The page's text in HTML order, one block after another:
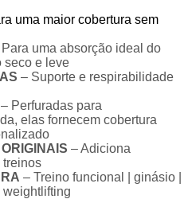
uma maior cobertura sem
uma absorção ideal do
seco e leve
– Suporte e respirabilidade
– Perfuradas para
elas fornecem cobertura
– Adiciona
treinos
– Treino funcional | ginásio |
weightlifting